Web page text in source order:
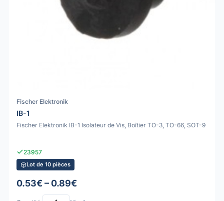
Fischer Elektronik
IB-1
Fischer Elektronik IB-1 Isolateur de Vis, Boîtier TO-3, TO-66, SOT-9
23957
Lot de 10 pièces
0.53€ – 0.89€